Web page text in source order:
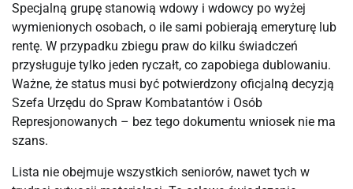
Specjalną grupę stanowią wdowy i wdowcy po wyżej
wymienionych osobach, o ile sami pobierają emeryturę lub
rentę. W przypadku zbiegu praw do kilku świadczeń
przysługuje tylko jeden ryczałt, co zapobiega dublowaniu.
Ważne, że status musi być potwierdzony oficjalną decyzją
Szefa Urzędu do Spraw Kombatantów i Osób
Represjonowanych – bez tego dokumentu wniosek nie ma
szans.
Lista nie obejmuje wszystkich seniorów, nawet tych w